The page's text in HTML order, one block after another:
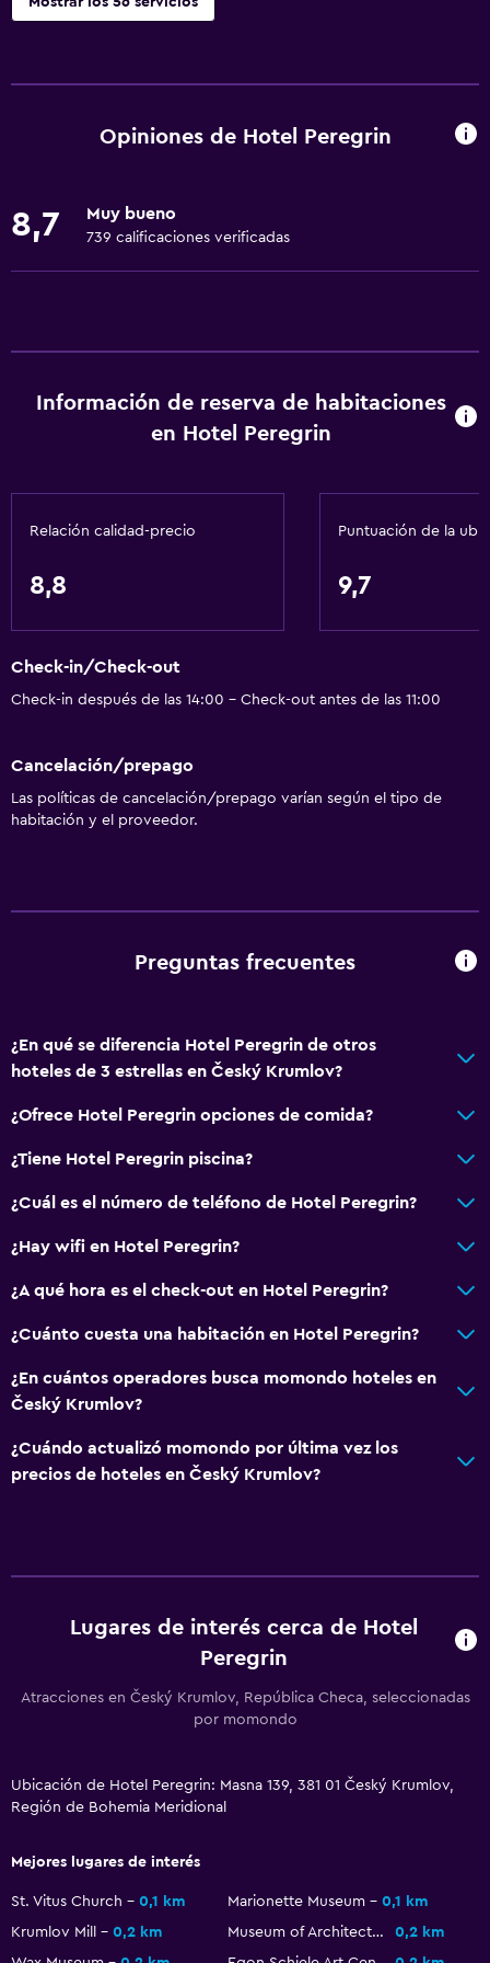
Wifi gratis
Toallas
Gel de ducha
Comedor
Copas
Desayuno en la habitación
Tetera/cafetera
Comedor
Servicio de despertador
Botella de agua
Accesibilidad y adecuación
Para no fumadores
Plantas superiores accesibles por escaleras
Áreas designadas para fumadores
Baño
Secador de pelo
General
Vista a punto de interés
TV de pantalla plana
Biblioteca
TV
Opiniones de Hotel Peregrin
8,7 Muy bueno
739 calificaciones verificadas
Información de reserva de habitaciones
en Hotel Peregrin
Relación calidad-precio
8,8
Puntuación de la
9,7
Check-in/Check-out
Check-in después de las 14:00 - Check-out antes de las 11:00
Cancelación/prepago
Las políticas de cancelación/prepago varían según el tipo de
habitación y el proveedor.
Preguntas frecuentes
¿En qué se diferencia Hotel Peregrin de otros
hoteles de 3 estrellas en Český Krumlov?
¿Ofrece Hotel Peregrin opciones de comida?
¿Tiene Hotel Peregrin piscina?
¿Cuál es el número de teléfono de Hotel Peregrin?
¿Hay wifi en Hotel Peregrin?
¿A qué hora es el check-out en Hotel Peregrin?
¿Cuánto cuesta una habitación en Hotel Peregrin?
¿En cuántos operadores busca momondo hoteles en
Český Krumlov?
¿Cuándo actualizó momondo por última vez los
precios de hoteles en Český Krumlov?
Lugares de interés cerca de Hotel
Peregrin
Atracciones en Český Krumlov, República Checa, seleccionadas
por momondo
Ubicación de Hotel Peregrin: Masna 139, 381 01 Český Krumlov,
Región de Bohemia Meridional
Mejores lugares de interés
St. Vitus Church 0,1 km Marionette Museum
0,1 km
Krumlov Mill
0,2 km Museum of Architecture and Craft
0,2 km